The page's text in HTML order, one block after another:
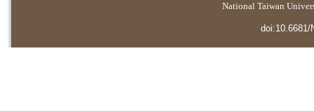
National Taiwan
doi:10.6681/